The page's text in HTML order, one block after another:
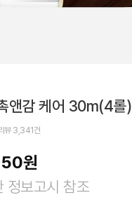
앤감 케어 30m(4롤)
뷰3,341건
원
정보고시 참조